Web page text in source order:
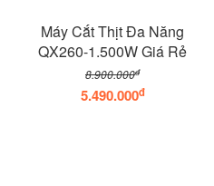
Máy Cắt Thịt Đa Năng
QX260-1.500W Giá Rẻ
8.900.000đ
5.490.000đ